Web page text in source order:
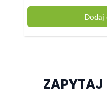
Dodaj
ZAPYTAJ